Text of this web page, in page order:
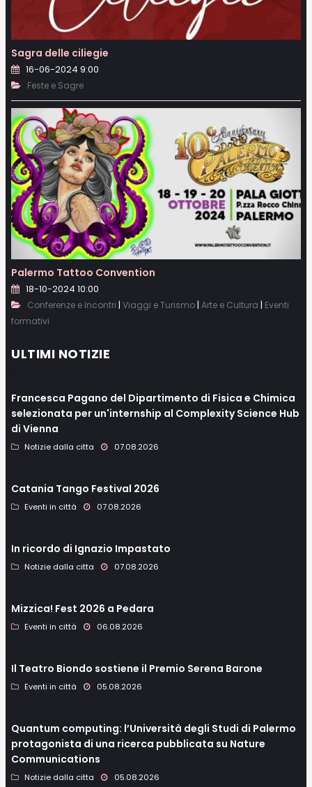
Sagra delle ciliegie
16-06-2024 9:00
Feste e Sagre
Palermo Tattoo Convention
18-10-2024 10:00
Conferenze e Incontri | Viaggi e Turismo| Arte e Cultura | Eventi
formativi
ULTIMI NOTIZIE
Francesca Pagano del Dipartimento di Fisica e Chimica
selezionata per un'internship al Complexity Science Hub
di Vienna
Notizie dalla citta 07.08.2026
Catania Tango Festival 2026
Eventi in città 07.08.2026
In ricordo di Ignazio Impastato
Notizie dalla citta 07.08.2026
Mizzica! Fest 2026 a Pedara
Eventi in città 06.08.2026
Il Teatro Biondo sostiene il Premio Serena Barone
Eventi in città 05.08.2026
Quantum computing: l’Università degli Studi di Palermo
protagonista di una ricerca pubblicata su Nature
Communications
Notizie dalla citta 05.08.2026